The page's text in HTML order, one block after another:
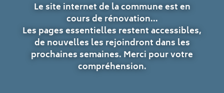
Le site internet de la commune est en
cours de rénovation...
Les pages essentielles restent accessibles,
de nouvelles les rejoindront dans les
prochaines semaines. Merci pour votre
compréhension.